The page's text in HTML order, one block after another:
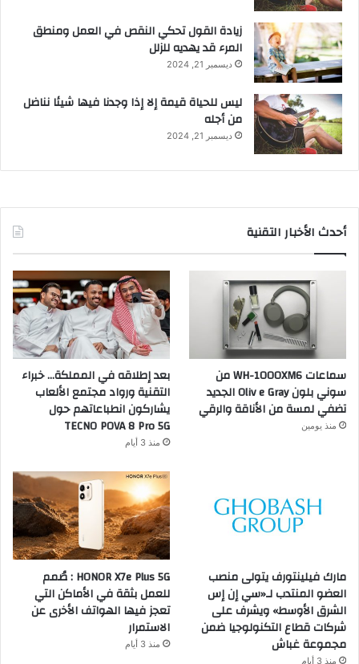
زيادة القول تحكي النقص في العمل ومنطق
المرء قد يهديه للزلل
ديسمبر 21, 2024
ليس للحياة قيمة إلا إذا وجدنا فيها شيئا نناضل
من أجله
ديسمبر 21, 2024
أحدث الأخبار التقنية
سماعات WH-1000XM6 من
سوني بلون Oliv e Gray الجديد
تضفي لمسة من الأناقة والرقي
منذ يومين
بعد إطلاقه في المملكة… خبراء
التقنية ورواد مجتمع الألعاب
يشاركون انطباعاتهم حول
TECNO POVA 8 Pro 5G
منذ 3 أيام
مارك فيلينتورف يتولى منصب
العضو المنتدب لـ«سي إن إس
الشرق الأوسط» ويشرف على
شركات قطاع التكنولوجيا ضمن
مجموعة غباش
منذ 3 أيام
HONOR X7e Plus 5G : صُمم
للعمل بثقة في الأماكن التي
تعجز فيها الهواتف الأخرى عن
الاستمرار
منذ 3 أيام